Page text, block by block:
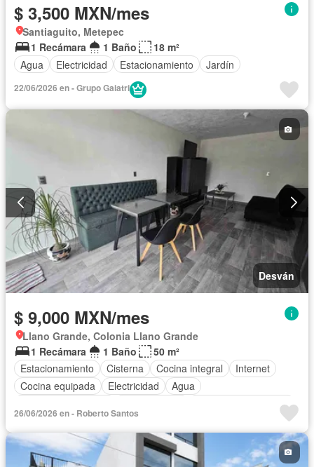
$ 3,500 MXN/mes
Santiaguito, Metepec
1 Recámara
1 Baño
18 m²
Agua
Electricidad Estacionamiento Jardín
22/06/2026 en - Grupo Gaiatri
Desván
$ 9,000 MXN/mes
Llano Grande, Colonia Llano Grande
1 Recámara
1 Baño
50 m²
Estacionamiento
Cisterna Cocina integral
Internet
Cocina equipada
Electricidad
Agua
Recámara con closet
Wifi
Vista panorámica
26/06/2026 en - Roberto Santos